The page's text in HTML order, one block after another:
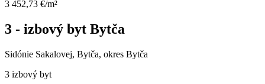
3 452,73 €/m²
3 - izbový byt Bytča
Sidónie Sakalovej, Bytča, okres Bytča
3 izbový byt